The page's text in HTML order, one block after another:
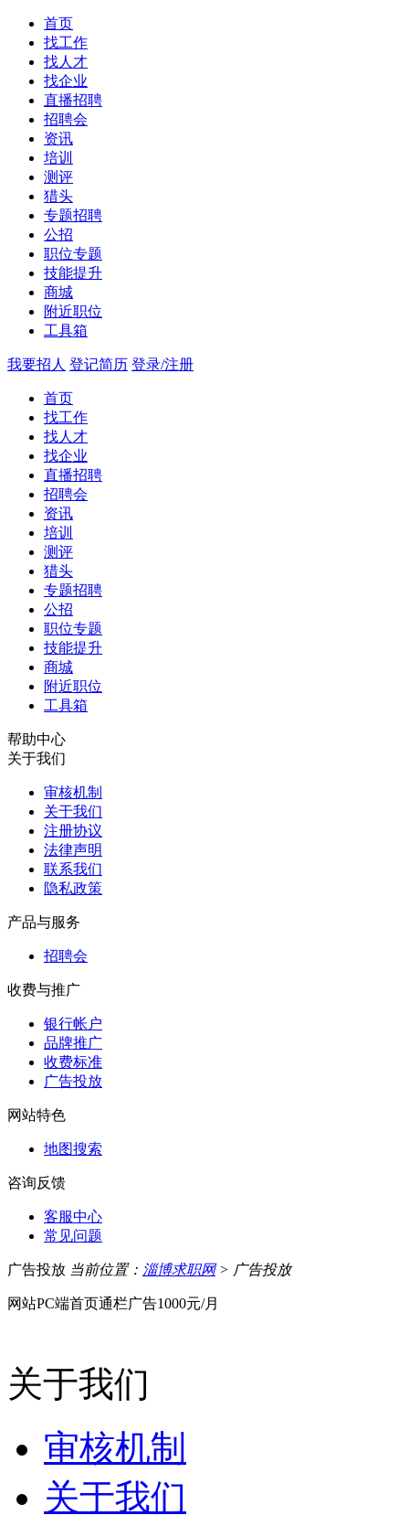
首页
找工作
找人才
找企业
直播招聘
招聘会
资讯
培训
测评
猎头
专题招聘
公招
职位专题
技能提升
商城
附近职位
工具箱
我要招人 登记简历 登录/注册
首页
找工作
找人才
找企业
直播招聘
招聘会
资讯
培训
测评
猎头
专题招聘
公招
职位专题
技能提升
商城
附近职位
工具箱
帮助中心
关于我们
审核机制
关于我们
注册协议
法律声明
联系我们
隐私政策
产品与服务
招聘会
收费与推广
银行帐户
品牌推广
收费标准
广告投放
网站特色
地图搜索
咨询反馈
客服中心
常见问题
广告投放 当前位置： 淄博求职网> 广告投放
网站PC端首页通栏广告1000元/月
关于我们
审核机制
关于我们